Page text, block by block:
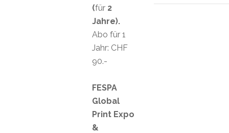
(für 2
Jahre).
Abo für 1
Jahr: CHF
90.-
FESPA
Global
Print Expo
&